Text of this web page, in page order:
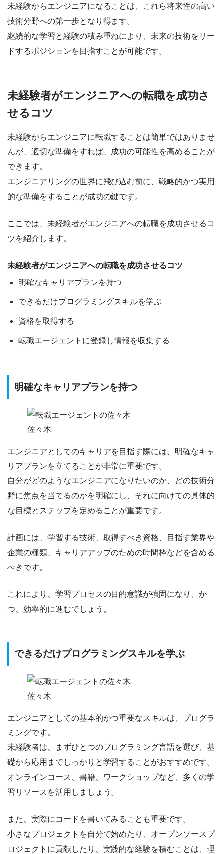
未経験からエンジニアになることは、これら将来性の高い
技術分野への第一歩となり得ます。
継続的な学習と経験の積み重ねにより、 未来の技術をリー
ドするポジションを目指すことが可能です。
未経験者がエンジニアへの転職を成功さ
せるコツ
未経験からエンジニアに転職することは簡単ではありませ
んが、適切な準備をすれば、成功の可能性を高めることが
できます。
エンジニアリングの世界に飛び込む前に、戦略的かつ実用
的な準備をすることが成功の鍵です。
ここでは、 未経験者がエンジニアへの転職を成功させるコ
ツを紹介します。
未経験者がエンジニアへの転職を成功させるコツ
明確なキャリアプランを持つ
できるだけプログラミングスキルを学ぶ
資格を取得する
転職エージェントに登録し情報を収集する
明確なキャリアプランを持つ
佐々木
エンジニアとしてのキャリアを目指す際には、 明確なキャ
リアプランを立てる ことが非常に重要です。
自分がどのようなエンジニアになりたいのか
どの技術分
野に焦点を当てるのかを明確にし、それに向けての具体的
な目標とステップを定めることが重要です。
計画には、 学習する技術 取得すべき資格
目指す業界や
企業の種類
キャリアアップのための時間枠などを含める
べきです。
これにより、学習プロセスの目的意識が強固になり、か
つ、効率的に進むでしょう。
できるだけプログラミングスキルを学ぶ
佐々木
エンジニアとしての基本的かつ重要なスキルは、プログラ
ミングです。
未経験者は、
まずひとつのプログラミング言語を選び、基
礎から応用までしっかりと学習することがおすすめです。
オンラインコース、書籍、ワークショップなど、多くの学
習リソースを活用しましょう。
また、実際にコードを書いてみることも重要です。
小さなプロジェクトを自分で始めたり、オープンソースプ
ロジェクトに貢献したり、 実践的な経験を積むことは、理